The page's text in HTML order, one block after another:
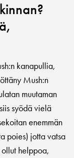
kanapullia,
Mush:n
muutaman
syödä vielä
enemmän
poies) jotta vatsa
helppoa,